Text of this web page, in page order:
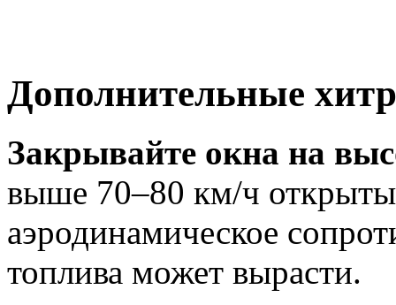
Дополнительные
Закрывайте окна на
выше 70–80 км/ч
аэродинамическое
топлива может вырасти.